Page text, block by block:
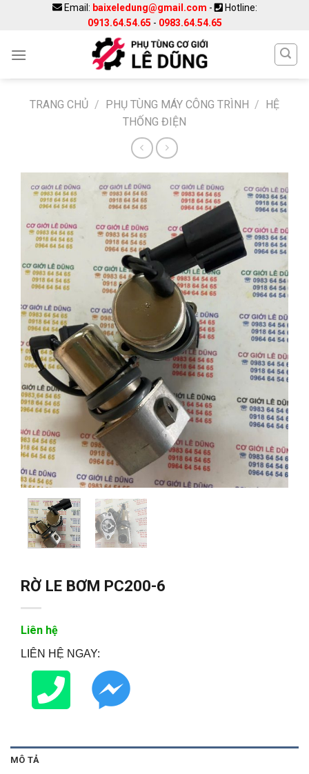
Email: baixeledung@gmail.com -
Hotline:
0913.64.54.65 - 0983.64.54.65
TRANG CHỦ / PHỤ TÙNG MÁY CÔNG TRÌNH / HỆ
THỐNG ĐIỆN
RỜ LE BƠM PC200-6
Liên hệ
LIÊN HỆ NGAY:
MÔ TẢ